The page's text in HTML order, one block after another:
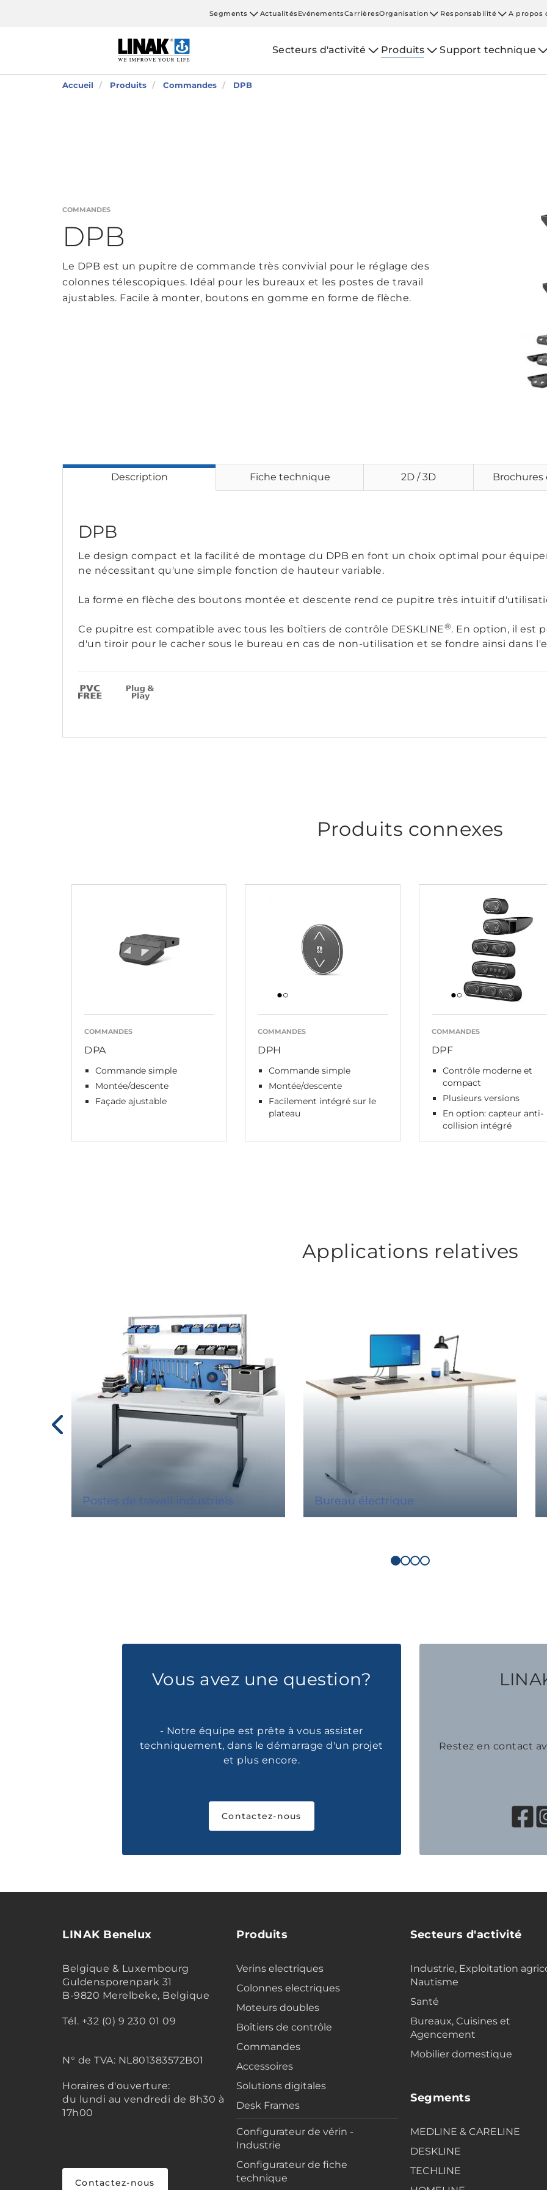
Segments ActualitésEvénementsCarrièresOrganisation Responsabilité A propos
Secteurs d'activité Produits Support technique
Accueil Produits Commandes DPB
COMMANDES
DPB
Le DPB est un pupitre de commande très convivial pour le réglage des
colonnes télescopiques. Idéal pour les bureaux et les postes de travail
ajustables. Facile à monter, boutons en gomme en forme de flèche.
Description Fiche technique 2D / 3D Brochures
DPB
Le design compact et la facilité de montage du DPB en font un choix optimal pour
ne nécessitant qu'une simple fonction de hauteur variable.
La forme en flèche des boutons montée et descente rend ce pupitre très intuitif
Ce pupitre est compatible avec tous les boîtiers de contrôle DESKLINE®. En option, il est
d'un tiroir pour le cacher sous le bureau en cas de non-utilisation et se fondre ainsi dans
Produits connexes
COMMANDES
DPA
Commande simple
Montée/descente
Façade ajustable
COMMANDES
DPH
Commande simple
Montée/descente
Facilement intégré sur le
plateau
COMMANDES
DPF
Contrôle moderne et
compact
Plusieurs versions
En option: capteur anti-
collision intégré
Applications relatives
Postes de travail industriels Bureau électrique
Vous avez une question?
- Notre équipe est prête à vous assister
techniquement, dans le démarrage d'un projet
et plus encore.
Contactez-nous
Restez en contact
LINAK Benelux
Belgique & Luxembourg
Guldensporenpark 31
B-9820 Merelbeke, Belgique
Tél. +32 (0) 9 230 01 09
N° de TVA: NL801383572B01
Horaires d'ouverture:
du lundi au vendredi de 8h30 à
17h00
Contactez-nous
Produits
Verins electriques
Colonnes electriques
Moteurs doubles
Boîtiers de contrôle
Commandes
Accessoires
Solutions digitales
Desk Frames
Configurateur de vérin -
Industrie
Configurateur de fiche
technique
Secteurs d'activité
Industrie, Exploitation
Nautisme
Santé
Bureaux, Cuisines et
Agencement
Mobilier domestique
Segments
MEDLINE & CARELINE
DESKLINE
TECHLINE